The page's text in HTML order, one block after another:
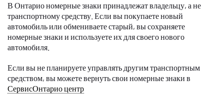
В Онтарио номерные знаки принадлежат владельцу, а не
транспортному средству. Если вы покупаете новый
автомобиль или обмениваете старый, вы сохраняете
номерные знаки и используете их для своего нового
автомобиля.
Если вы не планируете управлять другим транспортным
средством, вы можете вернуть свои номерные знаки в
СервисОнтарио центр